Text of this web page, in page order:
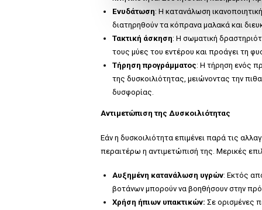
l
e
c
t
i
o
n
Ενυδάτωση: Η κατανάλωση
διατηρηθούν τα κόπρανα μαλακά και
Τακτική άσκηση: Η σωματική
τους μύες του εντέρου και προάγει τη
Τήρηση προγράμματος: Η τήρηση ενός
της δυσκοιλιότητας, μειώνοντας την
δυσφορίας.
Αντιμετώπιση της Δυσκοιλιότητας
Εάν η δυσκοιλιότητα επιμένει παρά τις
περαιτέρω η αντιμετώπισή της. Μερικές
Αυξημένη κατανάλωση υγρών: Εκτός
βοτάνων μπορούν να βοηθήσουν στην
Χρήση ήπιων υπακτικών: Σε ορισμένες